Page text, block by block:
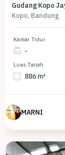
Gudang Kopo
Kopo, Bandung
Kamar Tidur
-
Luas Tanah
886 m²
MARNI